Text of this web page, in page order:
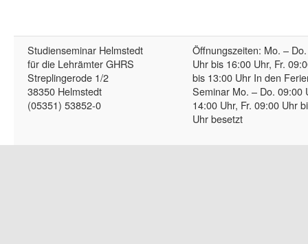
Studienseminar Helmstedt
für die Lehrämter GHRS
Streplingerode 1/2
38350 Helmstedt
(05351) 53852-0
Öffnungszeiten: Mo. –
Uhr bis 16:00 Uhr, Fr.
bis 13:00 Uhr In den
Seminar Mo. – Do. 09:00
14:00 Uhr, Fr. 09:00 Uhr
Uhr besetzt